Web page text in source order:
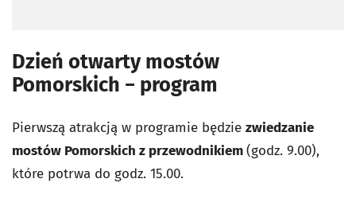
Dzień otwarty mostów
Pomorskich − program
Pierwszą atrakcją w programie będzie zwiedzanie
mostów Pomorskich z przewodnikiem(godz. 9.00),
które potrwa do godz. 15.00.